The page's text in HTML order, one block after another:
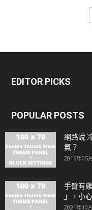
EDITOR PICKS
POPULAR POSTS
網路說
氣？
2016年05
手臂有
」，小
2021年10